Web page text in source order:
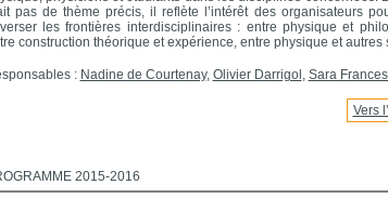
pas de thème précis, il reflète l’intérêt des organisateurs
les frontières interdisciplinaires : entre physique et
construction théorique et expérience, entre physique et autres
: Nadine de Courtenay, Olivier Darrigol , Sara
Vers
2015-2016